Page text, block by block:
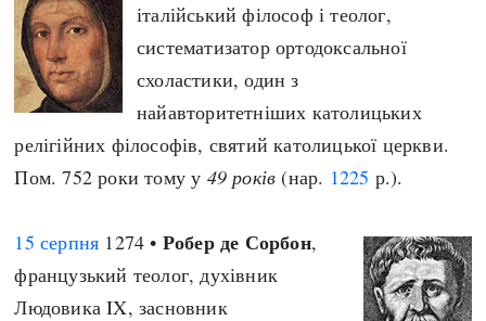
італійський філософ і теолог,
систематизатор ортодоксальної
схоластики, один з
найавторитетніших католицьких
релігійних філософів, святий католицької церкви.
Пом. 752 роки тому у 49 років (нар. 1225 р.).
15 серпня 1274 • Робер де Сорбон,
французький теолог, духівник
Людовика IX, засновник